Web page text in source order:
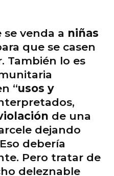
venda a niñas
que se casen
También lo es
“usos y
de una
dejando
debería
Pero tratar de
deleznable